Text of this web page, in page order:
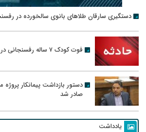
دستگیری سارقان طلاهای بانوی سالخورده در
فوت کودک ۷ ساله رفسنجانی در سانحه رانندگی
دستور بازداشت پیمانکار
صادر شد
یادداشت